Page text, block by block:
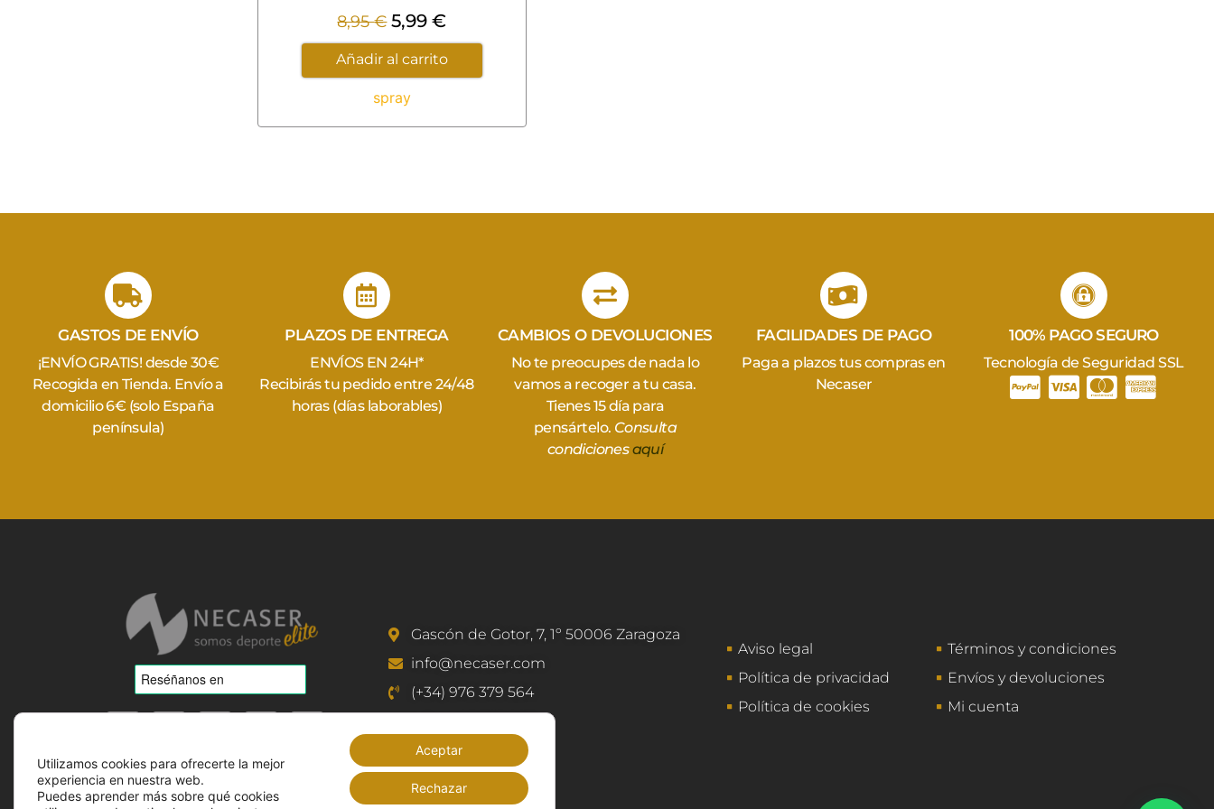
8,95€ 5,99€
Añadir al carrito
spray
GASTOS DE ENVÍO
¡ENVÍO GRATIS! desde 30€
Recogida en Tienda. Envío a
domicilio 6€ (solo España
península)
PLAZOS DE ENTREGA
ENVÍOS EN 24H*
Recibirás tu pedido entre 24/48
horas (días laborables)
CAMBIOS O DEVOLUCIONES
No te preocupes de nada lo
vamos a recoger a tu casa.
Tienes 15 día para
pensártelo. Consulta
condicionesaquí
FACILIDADES DE PAGO
Paga a plazos tus compras en
Necaser
100% PAGO SEGURO
Tecnología de Seguridad SSL
Gascón de Gotor, 7, 1º 50006 Zaragoza
info@necaser.com
(+34) 976 379 564
Aviso legal
Política de privacidad
Política de cookies
Términos y condiciones
Envíos y devoluciones
Mi cuenta
Utilizamos cookies para ofrecerte la mejor
experiencia en nuestra web.
Puedes aprender más sobre qué cookies
Aceptar
Rechazar